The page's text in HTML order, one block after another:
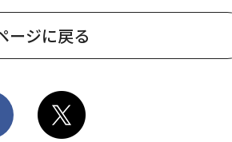
ージに戻る